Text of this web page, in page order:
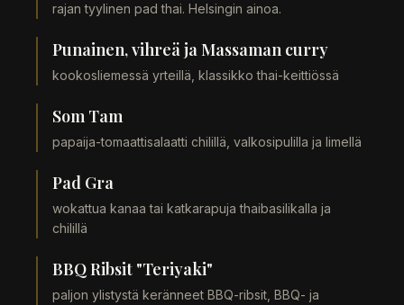
rajan tyylinen pad thai. Helsingin ainoa.
Punainen, vihreä ja Massaman curry
kookosliemessä yrteillä, klassikko thai-keittiössä
Som Tam
papaija-tomaattisalaatti chilillä, valkosipulilla ja limellä
Pad Gra
wokattua kanaa tai katkarapuja thaibasilikalla ja
chilillä
BBQ Ribsit "Teriyaki"
paljon ylistystä keränneet BBQ-ribsit, BBQ- ja